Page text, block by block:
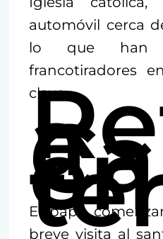
automóvil cerca
lo que han
francotiradores
clave.
a
El papa
breve visita al